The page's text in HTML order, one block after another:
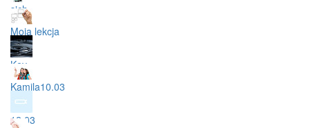
sich
Moja lekcja
Kev
Kamila10.03
12.03